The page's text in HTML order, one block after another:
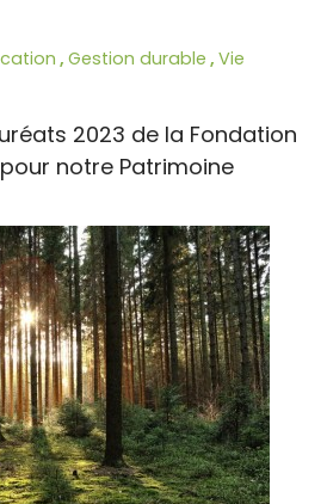
, Gestion durable , Vie
2023 de la Fondation
notre Patrimoine